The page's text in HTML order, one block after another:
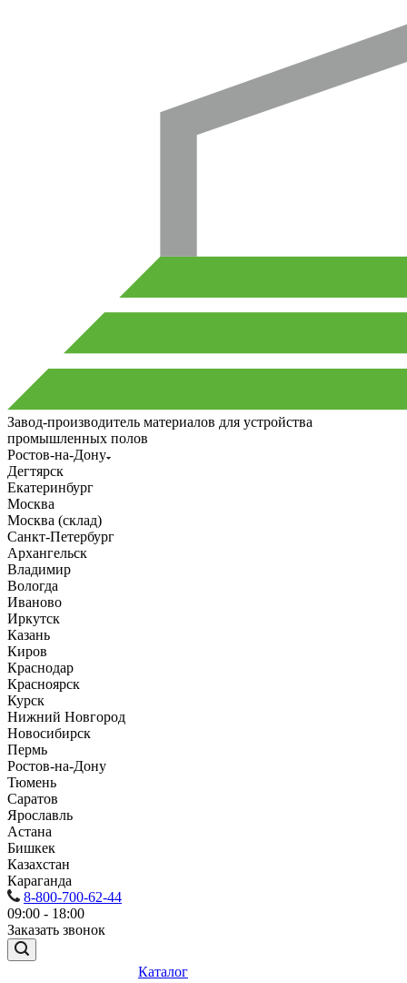
Завод-производитель материалов для устройства
промышленных полов
Ростов-на-Дону
Дегтярск
Екатеринбург
Москва
Москва (склад)
Санкт-Петербург
Архангельск
Владимир
Вологда
Иваново
Иркутск
Казань
Киров
Краснодар
Красноярск
Курск
Нижний Новгород
Новосибирск
Пермь
Ростов-на-Дону
Тюмень
Саратов
Ярославль
Астана
Бишкек
Казахстан
Караганда
8-800-700-62-44
09:00 - 18:00
Заказать звонок
Каталог